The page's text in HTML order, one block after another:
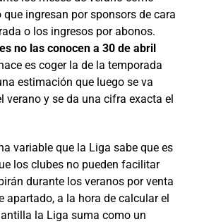
que ingresan por sponsors de cara
o los ingresos por abonos.
no las conocen a 30 de abril
es coger la de la temporada
estimación que luego se va
verano y se da una cifra exacta el
variable que la Liga sabe que es
los clubes no pueden facilitar
durante los veranos por venta
apartado, a la hora de calcular el
la Liga suma como un